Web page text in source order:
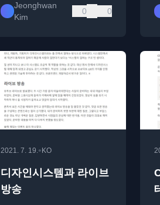
Jeonghwan
Kim
0 0
2021. 7. 19.• KO
디자인시스템과 라이브
방송